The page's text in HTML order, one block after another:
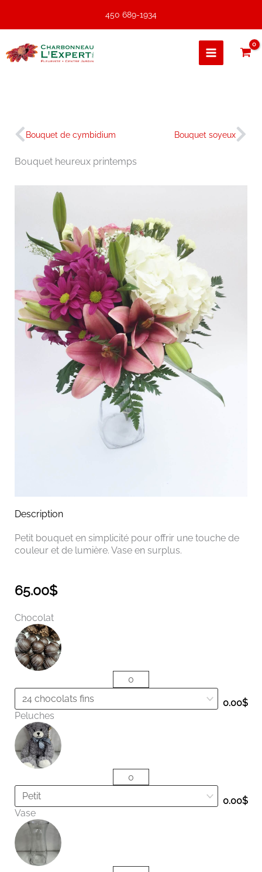
contenu
450 689-1934
Précédent
Bouquet de cymbidium Bouquet soyeux
Bouquet heureux printemps
Description
Petit bouquet en simplicité pour offrir une touche de
couleur et de lumière. Vase en surplus.
65.00$
Chocolat
0.00$
Peluches
0.00$
Vase
quantité
de
Bouquet
heureux
printemps